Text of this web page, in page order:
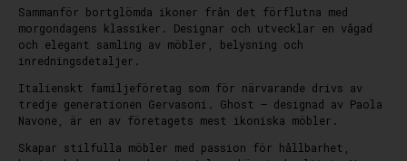
Sammanför bortglömda ikoner från det förflutna med
morgondagens klassiker. Designar och utvecklar en vågad
och elegant samling av möbler, belysning och
inredningsdetaljer.
Italienskt familjeföretag som för närvarande drivs av
tredje generationen Gervasoni. Ghost – designad av Paola
Navone, är en av företagets mest ikoniska möbler.
Skapar stilfulla möbler med passion för hållbarhet,